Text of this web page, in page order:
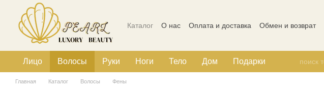
Перейти к основному контенту
Каталог О нас Оплата и доставка Обмен и возврат
Лицо Волосы Руки Ноги Тело Дом Подарки
Главная Каталог Волосы Фены